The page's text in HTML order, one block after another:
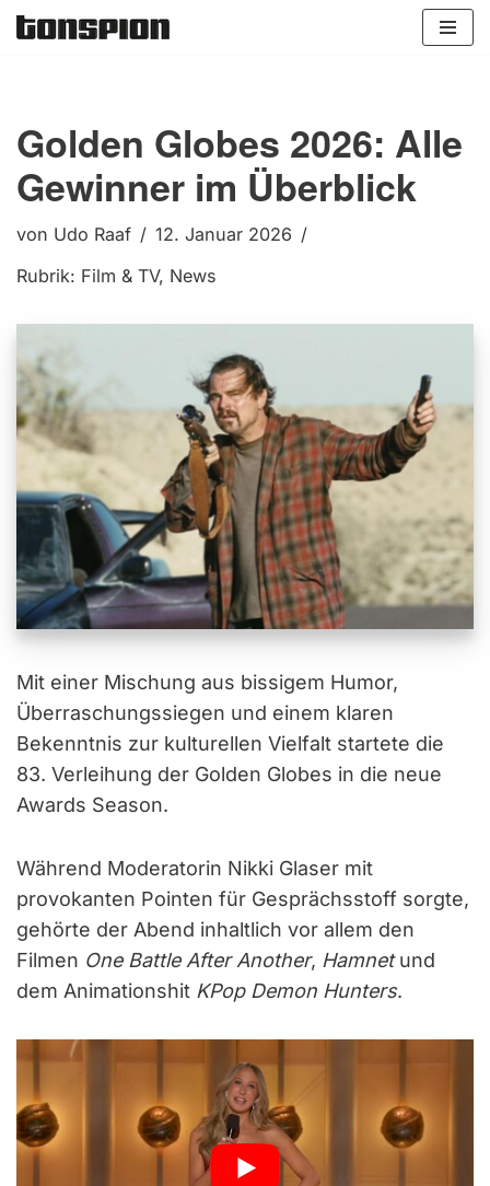
Golden Globes 2026: Alle
Gewinner im Überblick
von Udo Raaf
12. Januar 2026
Rubrik: Film & TV, News
Mit einer Mischung aus bissigem Humor,
Überraschungssiegen und einem klaren
Bekenntnis zur kulturellen Vielfalt startete die
83. Verleihung der Golden Globes in die neue
Awards Season.
Während Moderatorin Nikki Glaser mit
provokanten Pointen für Gesprächsstoff sorgte,
gehörte der Abend inhaltlich vor allem den
Filmen One Battle After Another, Hamnetund
dem Animationshit KPop Demon Hunters.